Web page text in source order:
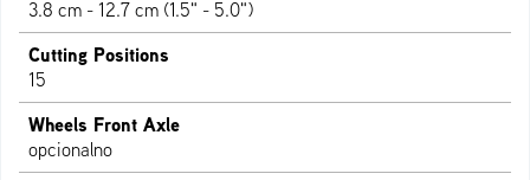
3.8 cm - 12.7 cm (1.5" - 5.0")
Cutting Positions
15
Wheels Front Axle
opcionalno